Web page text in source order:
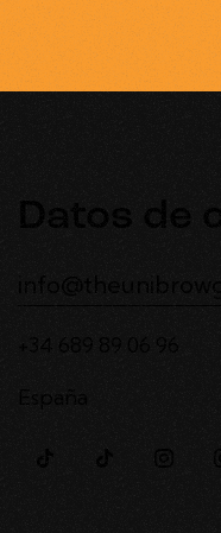
Datos de
+34 689 89 06 96
España